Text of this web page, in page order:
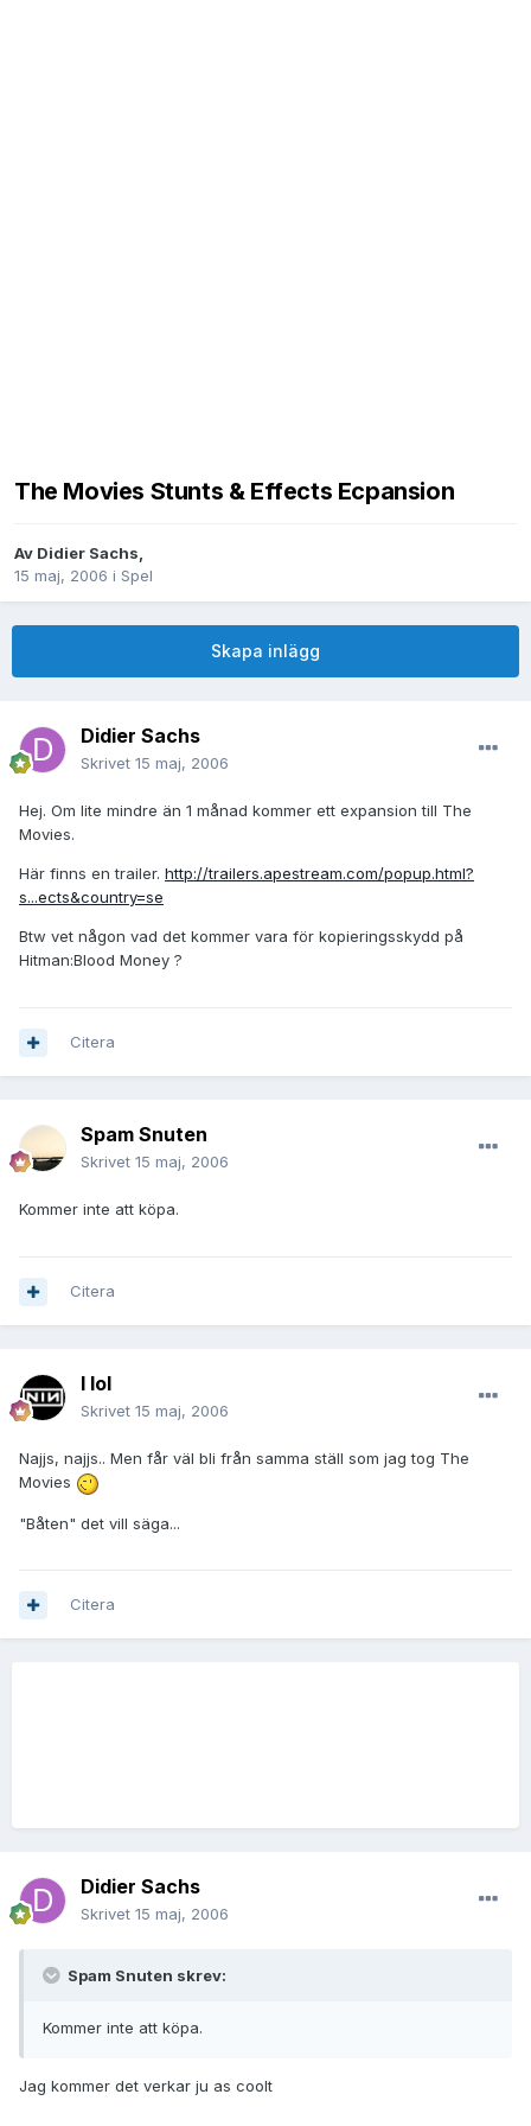
The Movies Stunts & Effects Ecpansion
Av Didier Sachs,
15 maj, 2006 i Spel
Skapa inlägg
Didier Sachs
Skrivet 15 maj, 2006
Hej. Om lite mindre än 1 månad kommer ett expansion till The
Movies.
Här finns en trailer. http://trailers.apestream.com/popup.html?
s...ects&country=se
Btw vet någon vad det kommer vara för kopieringsskydd på
Hitman:Blood Money ?
Citera
Spam Snuten
Skrivet 15 maj, 2006
Kommer inte att köpa.
Citera
I lol
Skrivet 15 maj, 2006
Najjs, najjs.. Men får väl bli från samma ställ som jag tog The
Movies
"Båten" det vill säga...
Citera
Didier Sachs
Skrivet 15 maj, 2006
Spam Snuten skrev:
Kommer inte att köpa.
Jag kommer det verkar ju as coolt